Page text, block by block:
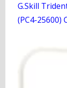
G.Skill
(PC4-25600)